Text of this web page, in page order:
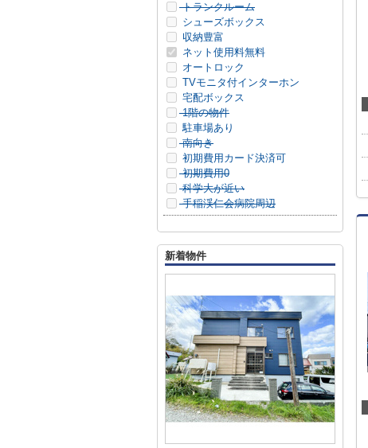
トランクルーム
シューズボックス
収納豊富
ネット使用料無料
オートロック
TVモニタ付インターホン
宅配ボックス
1階の物件
駐車場あり
南向き
初期費用カード決済可
初期費用0
科学大が近い
手稲渓仁会病院周辺
新着物件